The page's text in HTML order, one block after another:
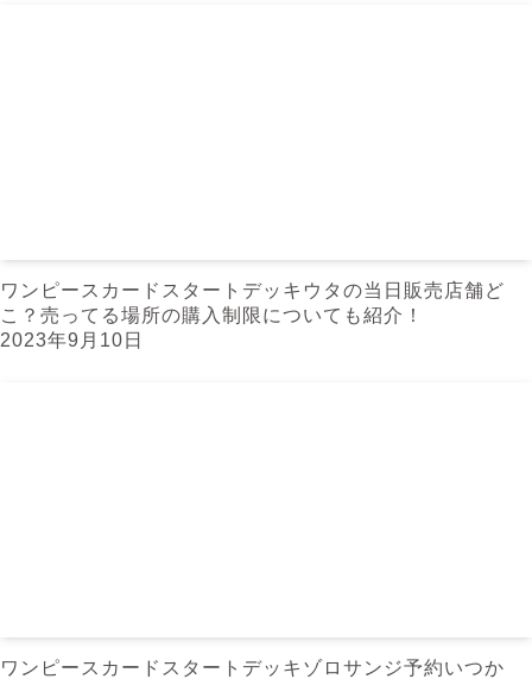
ワンピースカードスタートデッキウタの当日販売店舗ど
こ？売ってる場所の購入制限についても紹介！
2023年9月10日
ワンピースカードスタートデッキゾロサンジ予約いつか